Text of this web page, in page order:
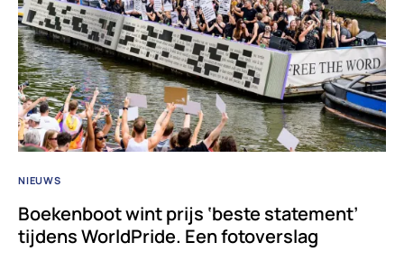
NIEUWS
Boekenboot wint prijs ‘beste statement’
tijdens WorldPride. Een fotoverslag